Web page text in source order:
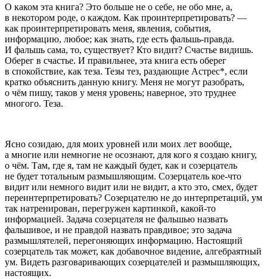
О каком эта книга? Это больше не о себе, не обо мне, а,
в некотором роде, о каждом. Как проинтерпретировать? —
как проинтерпретировать меня, явления, события,
информацию, любое; как знать, где есть фальшь-правда.
И фальшь сама, то, существует? Кто видит? Счастье видишь.
Оберег в счастье. И правильнее, эта книга есть оберег
в спокойствие, как теза. Тезы тез, раздающие Астрес*, если
кратко объяснить данную книгу. Меня не могут разобрать,
о чём пишу, таков у меня уровень; наверное, это труднее
многого. Теза.
Ясно созидаю, для моих уровней или моих лет вообще,
а многие или немногие не осознают, для кого я создаю книгу,
о чём. Там, где я, там не каждый будет, как и созерцатель
не будет тотальным размышляющим. Созерцатель кое-что
видит или немного видит или не видит, а кто это, смех, будет
переинтерпретировать? Созерцателю не до интерпретаций, ум
так натренирован, перегружен картинкой, какой-то
информацией. Задача созерцателя не фальшью назвать
фальшивое, и не правдой назвать правдивое; это задача
размышлятелей, перегоняющих информацию. Настоящий
созерцатель так может, как добавочное видение, алгебраятный
ум. Видеть разговаривающих созерцателей и размышляющих,
настоящих.